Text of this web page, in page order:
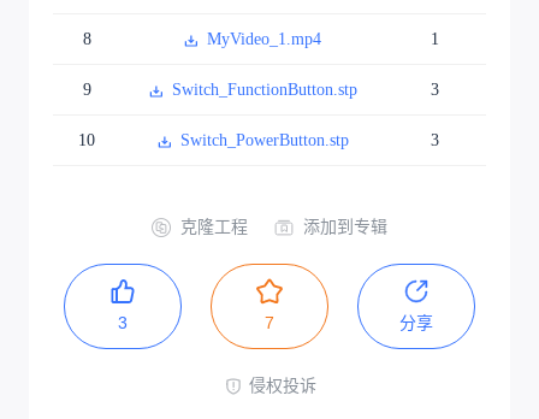
8 MyVideo_1.mp4 1
9 Switch_FunctionButton.stp 3
10 Switch_PowerButton.stp 3
克隆工程 添加到专辑
3 7 分享
侵权投诉